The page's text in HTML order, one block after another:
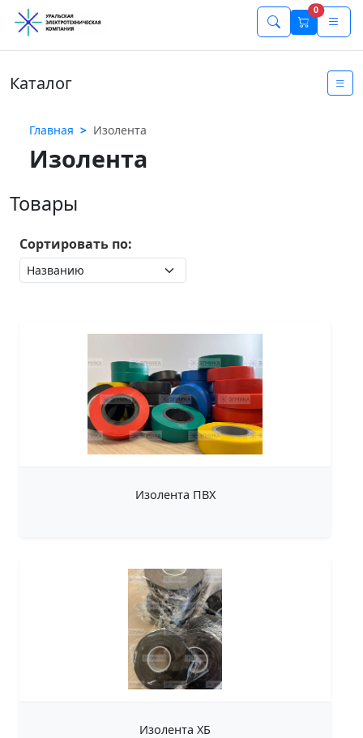
0
Каталог
Главная Изолента
Изолента
Товары
Сортировать по:
Изолента ПВХ
Изолента ХБ